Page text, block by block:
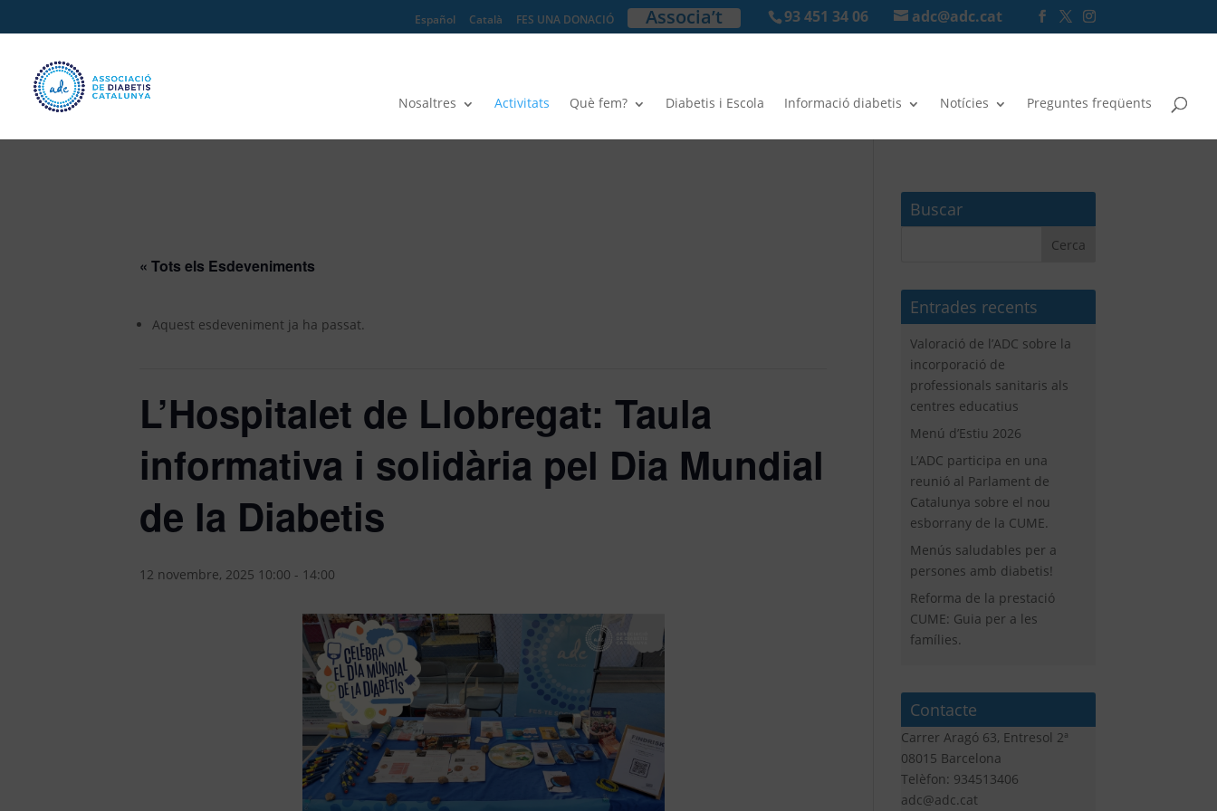
93 451 34 06 adc@adc.cat
Español Català FES UNA DONACIÓ Associa’t
Nosaltres Activitats Què fem? Diabetis i Escola Informació diabetis Notícies Preguntes freqüents
« Tots els Esdeveniments
Aquest esdeveniment ja ha passat.
L’Hospitalet de Llobregat: Taula
informativa i solidària pel Dia Mundial
de la Diabetis
12 novembre, 2025 10:00 - 14:00
Buscar
Entrades recents
Valoració de l’ADC sobre la
incorporació de
professionals sanitaris als
centres educatius
Menú d’Estiu 2026
L’ADC participa en una
reunió al Parlament de
Catalunya sobre el nou
esborrany de la CUME.
Menús saludables per a
persones amb diabetis!
Reforma de la prestació
CUME: Guia per a les
famílies.
Contacte
Carrer Aragó 63, Entresol 2ª
08015 Barcelona
Telèfon: 934513406
adc@adc.cat